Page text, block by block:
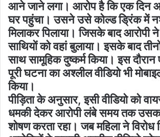
आने जाने लगा। आरोप है कि एक दिन
घर पहुंचा। उसने उसे कोल्ड ड्रिंक में
मिलाकर पिलाया। जिसके बाद आरोपी
साथियों को वहां बुलाया। इसके बाद
साथ सामूहिक दुष्कर्म किया। इस
पूरी घटना का अश्लील वीडियो भी
किया।
पीड़िता के अनुसार, इसी वीडियो को
धमकी देकर आरोपी लंबे समय तक उसका
शोषण करता रहा। जब महिला ने विरोध